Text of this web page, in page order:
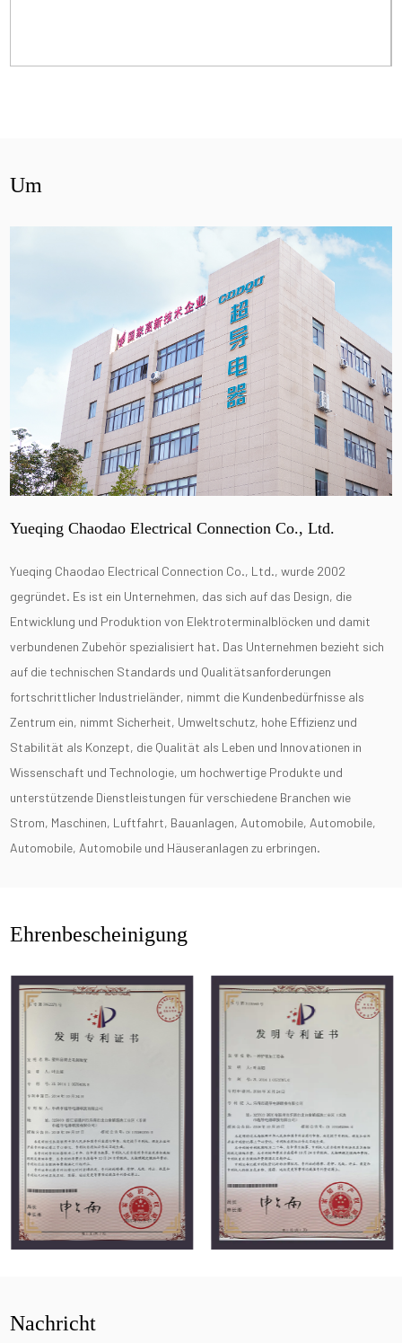
Um
Yueqing Chaodao Electrical Connection Co., Ltd.
Yueqing Chaodao Electrical Connection Co., Ltd., wurde 2002
gegründet. Es ist ein Unternehmen, das sich auf das Design, die
Entwicklung und Produktion von Elektroterminalblöcken und damit
verbundenen Zubehör spezialisiert hat. Das Unternehmen bezieht sich
auf die technischen Standards und Qualitätsanforderungen
fortschrittlicher Industrieländer, nimmt die Kundenbedürfnisse als
Zentrum ein, nimmt Sicherheit, Umweltschutz, hohe Effizienz und
Stabilität als Konzept, die Qualität als Leben und Innovationen in
Wissenschaft und Technologie, um hochwertige Produkte und
unterstützende Dienstleistungen für verschiedene Branchen wie
Strom, Maschinen, Luftfahrt, Bauanlagen, Automobile, Automobile,
Automobile, Automobile und Häuseranlagen zu erbringen.
Ehrenbescheinigung
Nachricht